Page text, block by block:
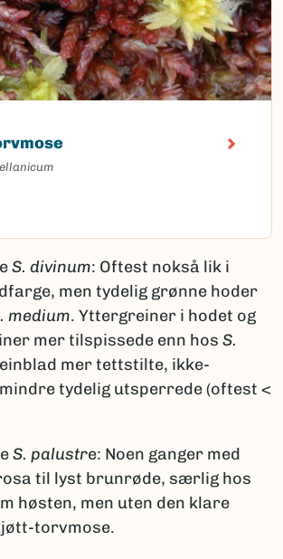
S. divinum: Oftest nokså lik i
men tydelig grønne hoder
medium. Yttergreiner i hodet og
mer tilspissede enn hos S.
mer tettstilte, ikke-
tydelig utsperrede (oftest <
S. palustre: Noen ganger med
til lyst brunrøde, særlig hos
høsten, men uten den klare
torvmose.